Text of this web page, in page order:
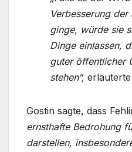
Verbesserung
ginge, würde sie
Dinge einlassen,
guter öffentlicher
stehen“,
Gostin sagte, dass
ernsthafte Bedrohung
darstellen,